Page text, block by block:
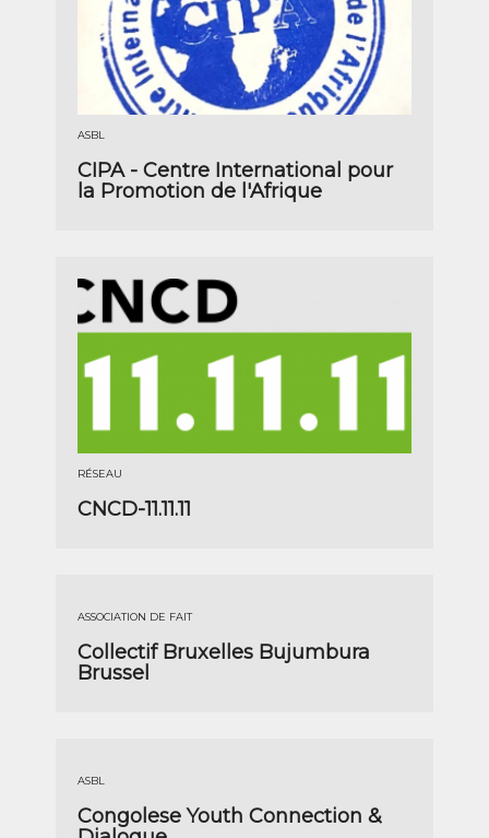
ASBL
CIPA - Centre International pour
la Promotion de l'Afrique
RÉSEAU
CNCD-11.11.11
ASSOCIATION DE FAIT
Collectif Bruxelles Bujumbura
Brussel
ASBL
Congolese Youth Connection &